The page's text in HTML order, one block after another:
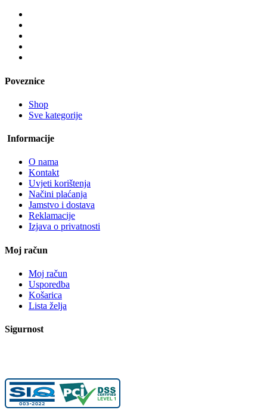
Poveznice
Shop
Sve kategorije
Informacije
O nama
Kontakt
Uvjeti korištenja
Načini plaćanja
Jamstvo i dostava
Reklamacije
Izjava o privatnosti
Moj račun
Moj račun
Usporedba
Košarica
Lista želja
Sigurnost